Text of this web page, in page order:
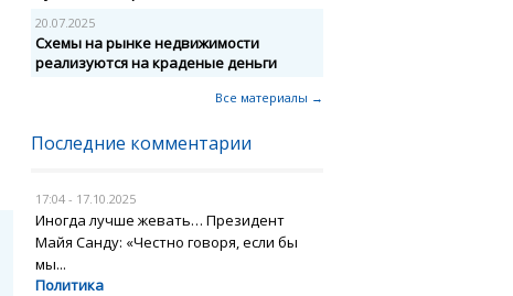
20.07.2025
Схемы на рынке недвижимости
реализуются на краденые деньги
Все материалы →
Последние комментарии
17:04 - 17.10.2025
Иногда лучше жевать… Президент
Майя Санду: «Честно говоря, если бы
мы...
Политика